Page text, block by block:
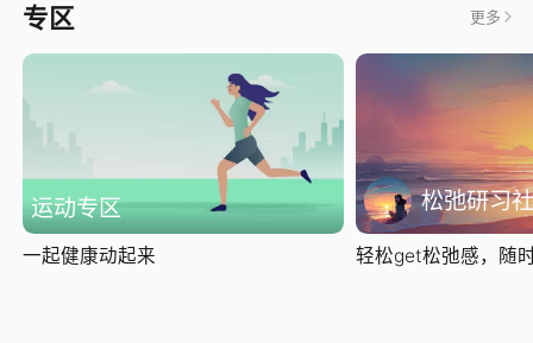
专区 更多
运动专区
一起健康动起来
松弛研习社
轻松get松弛感，随